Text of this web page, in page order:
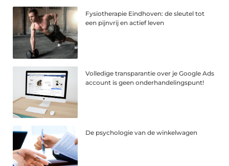
Fysiotherapie Eindhoven: de sleutel tot
een pijnvrij en actief leven
Volledige transparantie over je Google Ads
account is geen onderhandelingspunt!
De psychologie van de winkelwagen